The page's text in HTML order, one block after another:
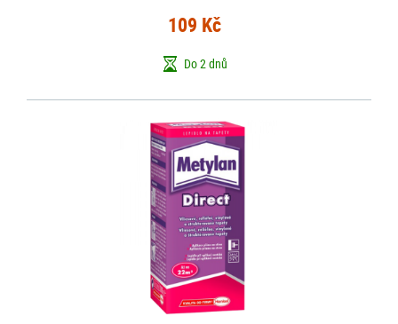
109 Kč
Do 2 dnů